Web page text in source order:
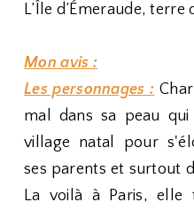
L’Île d’Émeraude,
Mon avis :
Les personnages :
mal dans sa peau
village natal pour
ses parents et surtout
La voilà à Paris,